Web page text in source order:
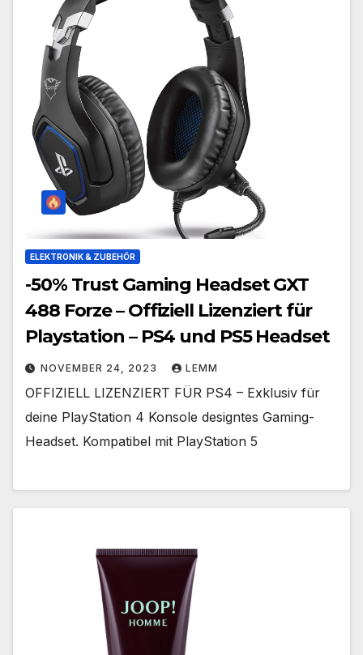
ELEKTRONIK & ZUBEHÖR
-50% Trust Gaming Headset GXT
488 Forze – Offiziell Lizenziert für
Playstation – PS4 und PS5 Headset
NOVEMBER 24, 2023 LEMM
OFFIZIELL LIZENZIERT FÜR PS4 – Exklusiv für
deine PlayStation 4 Konsole designtes Gaming-
Headset. Kompatibel mit PlayStation 5